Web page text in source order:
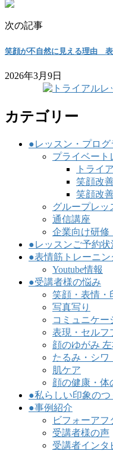
次の記事
笑顔が不自然に見える理由
2026年3月9日
カテゴリー
●レッスン・プログ
プライベート
トライ
笑顔改
笑顔改
グループレッ
通信講座
企業向け研修
●レッスンご予約状
●表情筋トレーニ
Youtube情報
●受講者様の悩み
笑顔・表情・
写真写り
コミュニケー
表現・セルフ
顔のゆがみ
たるみ・シワ
肌ケア
顔の健康・体
●私らしい印象のつ
●事例紹介
ビフォーアフ
受講者様の声
受講者インタ